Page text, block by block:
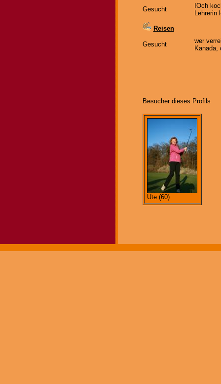
Gesucht
IOch
Lehrerin
Reisen
Gesucht
wer
Kanada,
Besucher dieses Profils
Ute (60)